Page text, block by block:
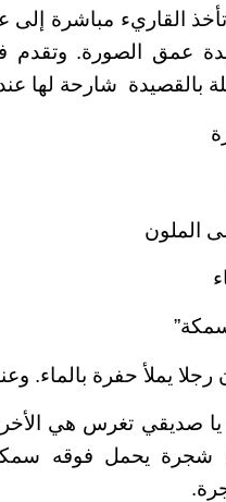
تأخذ القاريء مباشرة إلى
عمق الصورة. وتقدم في
بالقصيدة شارحة لها
الملون
يملأ حفرة بالماء.
يا صديقي تغرس هي
شجرة يحمل فوقه